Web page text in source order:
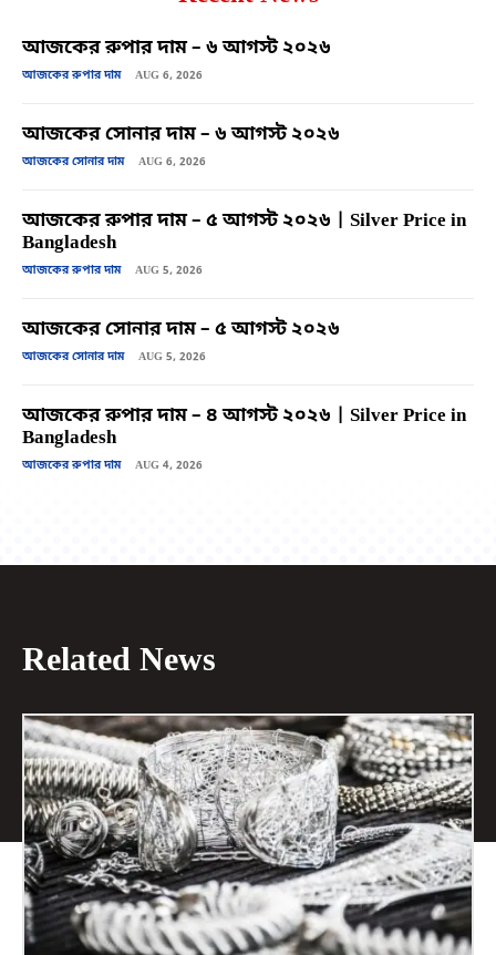
আজকের রুপার দাম – ৬ আগস্ট ২০২৬
আজকের রুপার দাম AUG 6, 2026
আজকের সোনার দাম – ৬ আগস্ট ২০২৬
আজকের সোনার দাম AUG 6, 2026
আজকের রুপার দাম – ৫ আগস্ট ২০২৬ | Silver Price in
Bangladesh
আজকের রুপার দাম AUG 5, 2026
আজকের সোনার দাম – ৫ আগস্ট ২০২৬
আজকের সোনার দাম AUG 5, 2026
আজকের রুপার দাম – ৪ আগস্ট ২০২৬ | Silver Price in
Bangladesh
আজকের রুপার দাম AUG 4, 2026
Related News